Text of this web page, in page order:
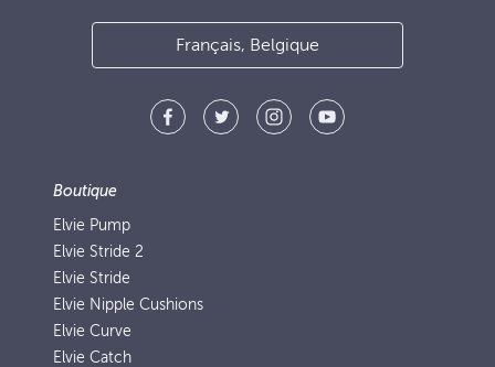
Français, Belgique
Boutique
Elvie Pump
Elvie Stride 2
Elvie Stride
Elvie Nipple Cushions
Elvie Curve
Elvie Catch